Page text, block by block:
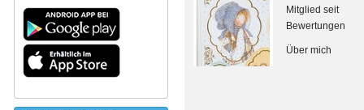
Mitglied seit
Bewertungen
Über mich